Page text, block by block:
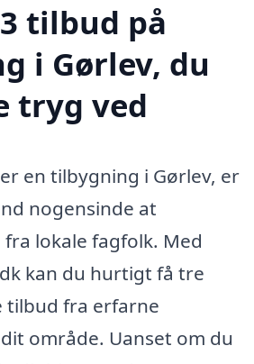
tilbud på
i Gørlev, du
tryg ved
en tilbygning i Gørlev, er
nogensinde at
lokale fagfolk. Med
kan du hurtigt få tre
fra erfarne
område. Uanset om du